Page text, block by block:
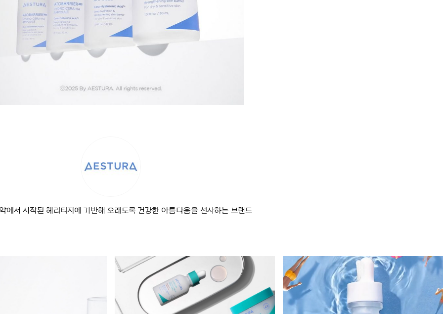
에서 시작된 헤리티지에 기반해 오래도록 건강한 아름다움을 선사하는 브랜드